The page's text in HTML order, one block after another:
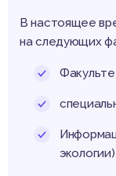
В настоящее
на следующих
экологии)